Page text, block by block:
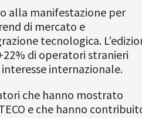
alla manifestazione per
di mercato e
tecnologica.
di operatori stranieri
internazionale.
che hanno mostrato
e che hanno